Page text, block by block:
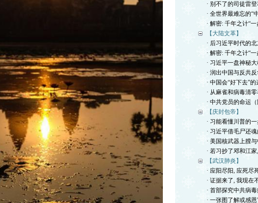
· 别不了的司徒雷
· 全世界最难忘的“
· 解密: 千年之计“
【大陆文革】
· 后习近平时代的北
· 解密: 千年之计“
· 习近平一盘神秘
· 润出中国与反共
· 中国会“好下去”
· 从麻雀和病毒清
· 中共党员的命运（
【庆封包帝】
· 习能看懂川普的
· 习近平借毛尸还
· 美国核武器上膛
· 若习抄了邓和江
【武汉肺炎】
· 应阳尽阳, 应死尽
· 证据来了, 我现在
· 首部探究中共病
· 一张图了解或感